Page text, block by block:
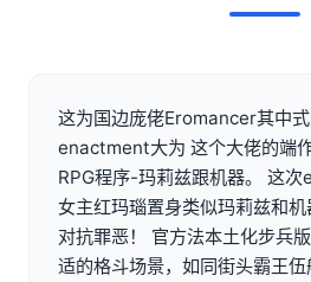
这为国边庞佬Eromancer其中
enactment大为 这个大佬的端
RPG程序-玛莉兹跟机器。 这
女主红玛瑙置身类似玛莉兹和
对抗罪恶！ 官方法本土化步兵
适的格斗场景，如同街头霸王